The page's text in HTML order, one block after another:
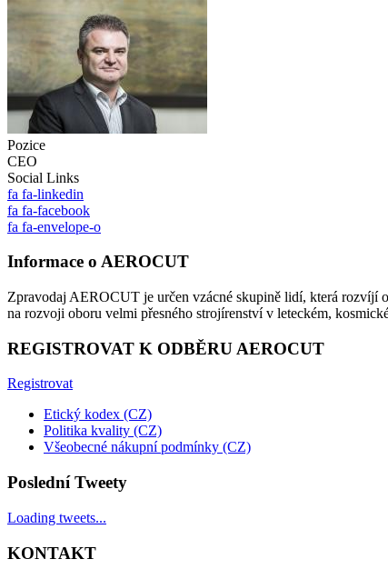
Pozice
CEO
Social Links
fa fa-linkedin
fa fa-facebook
fa fa-envelope-o
Informace o AEROCUT
Zpravodaj AEROCUT je určen vzácné skupině lidí, která rozvíjí
na rozvoji oboru velmi přesného strojírenství v leteckém,
REGISTROVAT K ODBĚRU AEROCUT
Registrovat
Etický kodex (CZ)
Politika kvality (CZ)
Všeobecné nákupní podmínky (CZ)
Poslední Tweety
Loading tweets...
KONTAKT